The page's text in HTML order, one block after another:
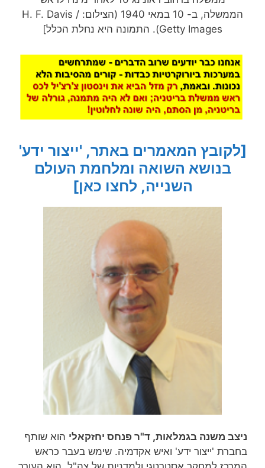
הממשלה, ב- 10 במאי 1940 (הצילום: H. F. Davis /
Getty Images). התמונה היא נחלת הכלל]
[לקובץ המאמרים באתר, 'ייצור ידע'
בנושא השואה ומלחמת העולם
השנייה, לחצו כאן]
ניצב משנה בגמלאות, ד"ר פנחס יחזקאלי הוא שותף
בחברת 'ייצור ידע' ואיש אקדמיה. שימש בעבר כראש